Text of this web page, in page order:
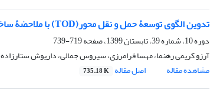
تدوین الگوی توسعۀ حمل و نقل محور‌(TOD) با ملاحضۀ ساختار کلان شهری (مورد: تبریز)
دوره 10، شماره 39، تابستان 1399، صفحه
719-739
آرزو کریمی رهنما، مهسا فرامرزی، سیروس جمالی، داریوش ستارزاده
مشاهده مقاله
اصل مقاله 735.18 K